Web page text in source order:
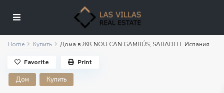
Home Купить Дома в ЖК NOU CAN GAMBÚS, SABADELL Испания
Дом Купить
Favorite Print